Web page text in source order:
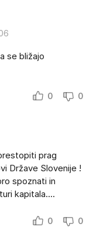
se bližajo
0 0
prag
Države Slovenije !
spoznati in
kapitala....
0 0